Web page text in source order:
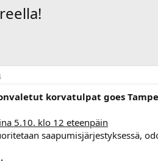
korvatulpat goes
5.10. klo 12 eteenpäin
saapumisjärjestyksessä,